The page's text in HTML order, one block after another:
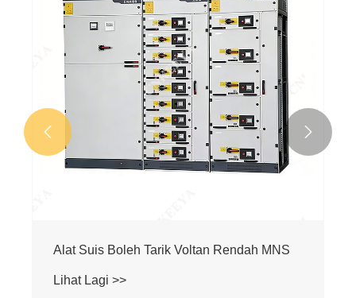
Lihat Lagi >>
 